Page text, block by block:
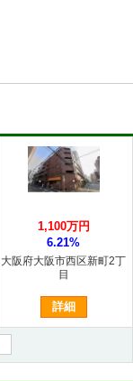
大阪府大阪市西区新町2丁
目
1,100万円
6.21%
詳細